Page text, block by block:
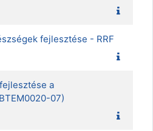
fejlesztése - RRF
a
07)